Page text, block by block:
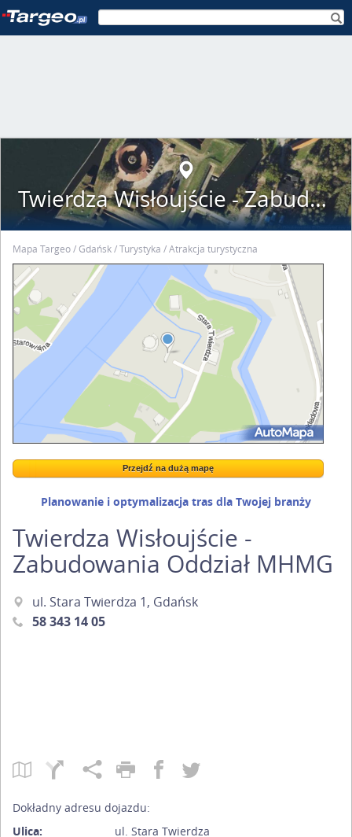
Twierdza Wisłoujście - Zabudowania Oddział MHMG
Mapa Targeo Gdańsk Turystyka Atrakcja turystyczna
Wstaw tę mapkę na swoją stronę
Przejdź na dużą mapę
Przejdź na dużą mapę
Planowanie i optymalizacja tras dla Twojej branży
Twierdza Wisłoujście -
Zabudowania Oddział MHMG
ul. Stara Twierdza 1, Gdańsk
58 343 14 05
Dokładny adresu dojazdu:
Ulica:
ul. Stara Twierdza